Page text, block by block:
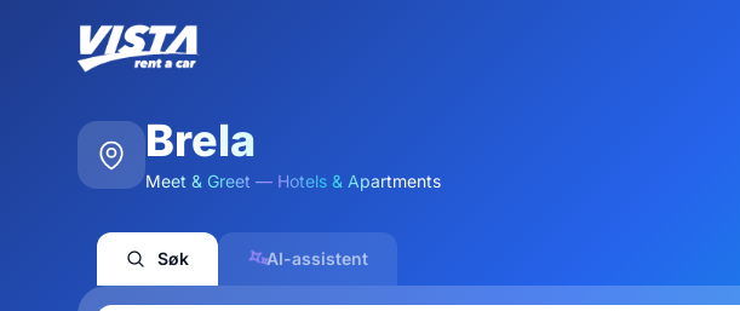
Brela
Meet & Greet — Hotels & Apartments
Søk AI-assistent